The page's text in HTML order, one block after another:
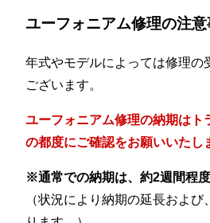
ユーフォニアム修理の注
年式やモデルによっては修理の
ございます。
ユーフォニアム修理の納期はト
の都度にご確認をお願いいたし
※通常での納期は、約2週間程度
（状況により納期の延長およ